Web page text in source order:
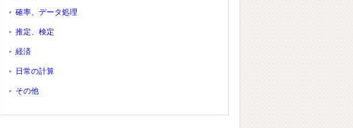
確率、データ処理
推定、検定
経済
日常の計算
その他